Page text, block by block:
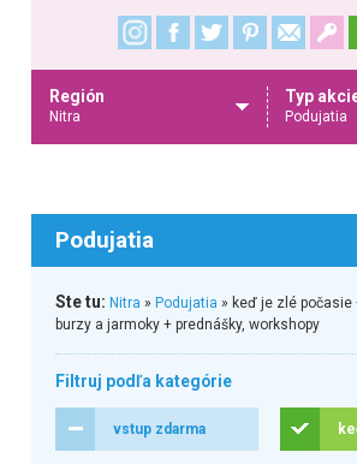
Región
Nitra
Typ
Podujatia
Podujatia
Ste tu: Nitra » Podujatia » keď je zlé počasie
burzy a jarmoky + prednášky, workshopy
Filtruj podľa kategórie
vstup zdarma